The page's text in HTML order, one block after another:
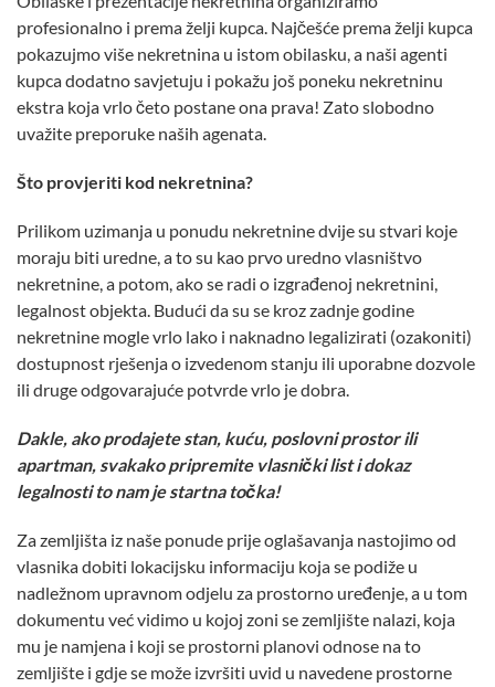
profesionalno i prema želji kupca. Najčešće prema želji kupca
pokazujmo više nekretnina u istom obilasku, a naši agenti
kupca dodatno savjetuju i pokažu još poneku nekretninu
ekstra koja vrlo četo postane ona prava! Zato slobodno
uvažite preporuke naših agenata.
Što provjeriti kod nekretnina?
Prilikom uzimanja u ponudu nekretnine dvije su stvari koje
moraju biti uredne, a to su kao prvo uredno vlasništvo
nekretnine, a potom, ako se radi o izgrađenoj nekretnini,
legalnost objekta. Budući da su se kroz zadnje godine
nekretnine mogle vrlo lako i naknadno legalizirati (ozakoniti)
dostupnost rješenja o izvedenom stanju ili uporabne dozvole
ili druge odgovarajuće potvrde vrlo je dobra.
Dakle, ako prodajete stan, kuću, poslovni prostor ili
apartman, svakako pripremite vlasnički list i dokaz
legalnosti to nam je startna točka!
Za zemljišta iz naše ponude prije oglašavanja nastojimo od
vlasnika dobiti lokacijsku informaciju koja se podiže u
nadležnom upravnom odjelu za prostorno uređenje, a u tom
dokumentu već vidimo u kojoj zoni se zemljište nalazi, koja
mu je namjena i koji se prostorni planovi odnose na to
zemljište i gdje se može izvršiti uvid u navedene prostorne